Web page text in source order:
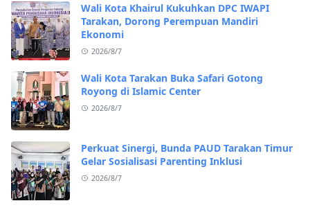
Wali Kota Khairul Kukuhkan DPC IWAPI
Tarakan, Dorong Perempuan Mandiri
Ekonomi
2026/8/7
Wali Kota Tarakan Buka Safari Gotong
Royong di Islamic Center
2026/8/7
Perkuat Sinergi, Bunda PAUD Tarakan Timur
Gelar Sosialisasi Parenting Inklusi
2026/8/7